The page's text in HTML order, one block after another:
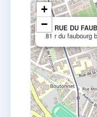
81 RUE DU
81 r du faubourg
+
−